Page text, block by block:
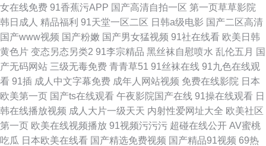
女在线免费 91香蕉污APP 国产高清自拍一区 第一页草草影院
韩日成人 精品福利 91天堂一区二区 日韩a级电影 国产二区高清
国产www视频 国产粉嫩 国产男女猛视频 91社在线看 欧美日韩
黄色片 变态另态另类2 91李宗精品 黑丝袜自慰喷水 乱伦五月 国
产无码网站 三级无毒免费 青青草51 91丝袜在线 91九色在线观
看 91插 成人中文字幕免费 成年人网站视频 免费在线影院 日本
欧美第一页 国产ts在线观看 午夜影院国产在线 91操在线观看 日
韩在线播放视频 成人大片一级天天 内射性爱网址大全 欧美社区
第一页 欧美在线视频播放 91视频污污污 超碰在线公开 AV蜜桃
吃瓜 日本欧美在线看 国产精选免费视频 国产精品91视频 69热